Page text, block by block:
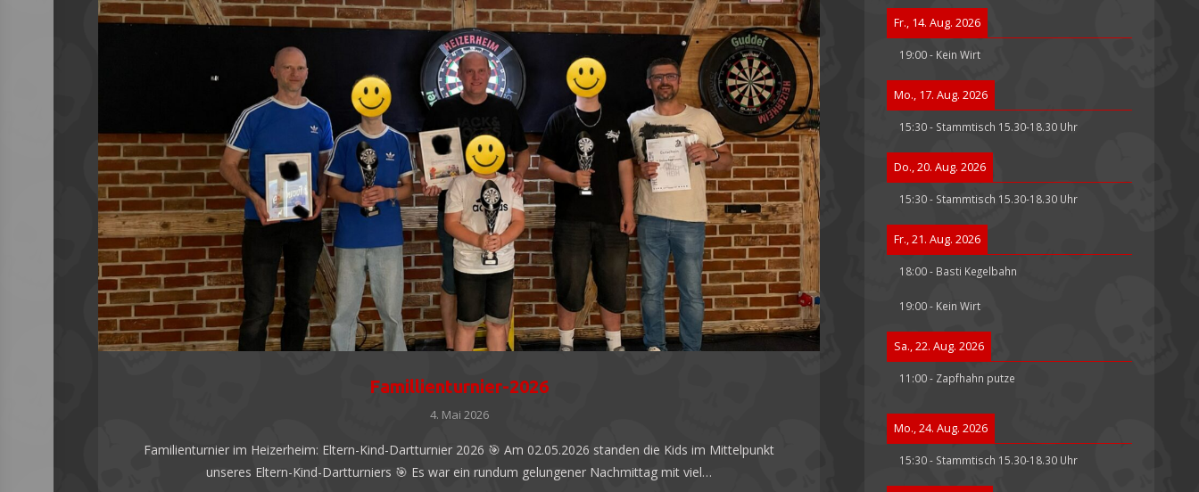
Famillienturnier-2026
4. Mai 2026
Familienturnier im Heizerheim: Eltern-Kind-Dartturnier 2026 🎯 Am 02.05.2026 standen die Kids im Mittelpunkt
unseres Eltern-Kind-Dartturniers 🎯 Es war ein rundum gelungener Nachmittag mit viel…
Fr., 14. Aug. 2026
19:00- Kein Wirt
Mo., 17. Aug. 2026
15:30- Stammtisch 15.30-18.30 Uhr
Do., 20. Aug. 2026
15:30- Stammtisch 15.30-18.30 Uhr
Fr., 21. Aug. 2026
18:00- Basti Kegelbahn
19:00- Kein Wirt
Sa., 22. Aug. 2026
11:00- Zapfhahn putze
Mo., 24. Aug. 2026
15:30- Stammtisch 15.30-18.30 Uhr